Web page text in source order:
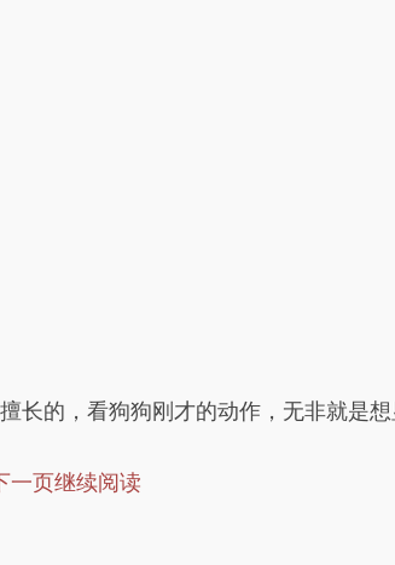
的，看狗狗刚才的动作，无非就是想
一页继续阅读